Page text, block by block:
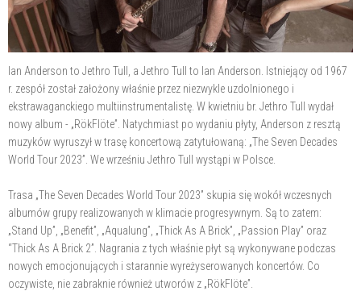
Ian Anderson to Jethro Tull, a Jethro Tull to Ian Anderson. Istniejący od 1967
r. zespół został założony właśnie przez niezwykle uzdolnionego i
ekstrawaganckiego multiinstrumentalistę. W kwietniu br. Jethro Tull wydał
nowy album - „RökFlöte”. Natychmiast po wydaniu płyty, Anderson z resztą
muzyków wyruszył w trasę koncertową zatytułowaną: „The Seven Decades
World Tour 2023”. We wrześniu Jethro Tull wystąpi w Polsce.
Trasa „The Seven Decades World Tour 2023” skupia się wokół wczesnych
albumów grupy realizowanych w klimacie progresywnym. Są to zatem:
„Stand Up”, „Benefit”, „Aqualung”, „Thick As A Brick”, „Passion Play” oraz
“Thick As A Brick 2”. Nagrania z tych właśnie płyt są wykonywane podczas
nowych emocjonujących i starannie wyreżyserowanych koncertów. Co
oczywiste, nie zabraknie również utworów z „RökFlöte”.